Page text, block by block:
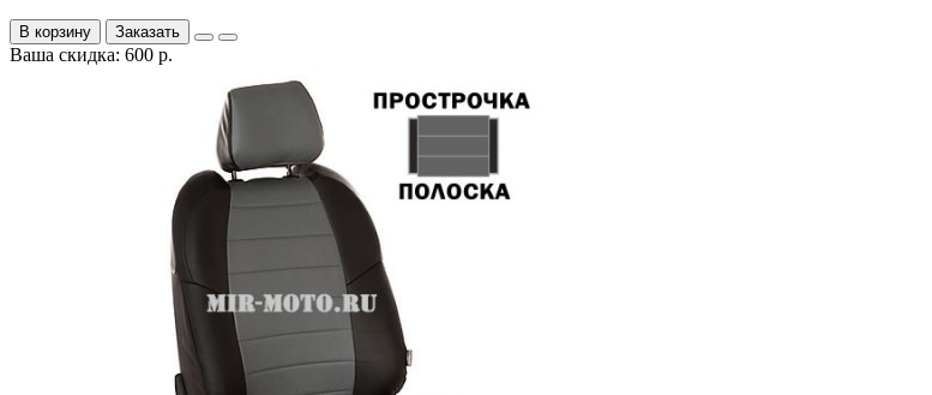
В корзину Заказать
Ваша скидка: 600 р.